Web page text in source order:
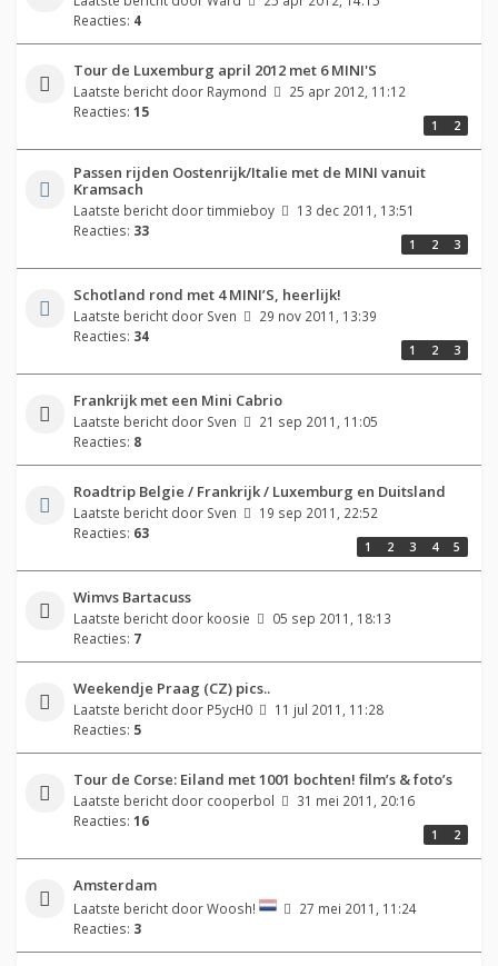
Reacties: 4
Tour de Luxemburg april 2012 met 6 MINI'S
Laatste bericht door Raymond
25 apr 2012, 11:12
Reacties: 15
1 2
Passen rijden Oostenrijk/Italie met de MINI vanuit
Kramsach
Laatste bericht doortimmieboy
13 dec 2011, 13:51
Reacties: 33
1 2 3
Schotland rond met 4 MINI’S, heerlijk!
Laatste bericht door Sven
29 nov 2011, 13:39
Reacties: 34
1 2 3
Frankrijk met een Mini Cabrio
Laatste bericht door Sven
21 sep 2011, 11:05
Reacties: 8
Roadtrip Belgie / Frankrijk / Luxemburg en Duitsland
Laatste bericht door Sven
19 sep 2011, 22:52
Reacties: 63
1 2 3 4 5
Wimvs Bartacuss
Laatste bericht door koosie
05 sep 2011, 18:13
Reacties: 7
Weekendje Praag (CZ) pics..
Laatste bericht door P5ycH0
11 jul 2011, 11:28
Reacties: 5
Tour de Corse: Eiland met 1001 bochten! film’s & foto’s
Laatste bericht door cooperbol
31 mei 2011, 20:16
Reacties: 16
1 2
Amsterdam
Laatste bericht doorWoosh!
27 mei 2011, 11:24
Reacties: 3